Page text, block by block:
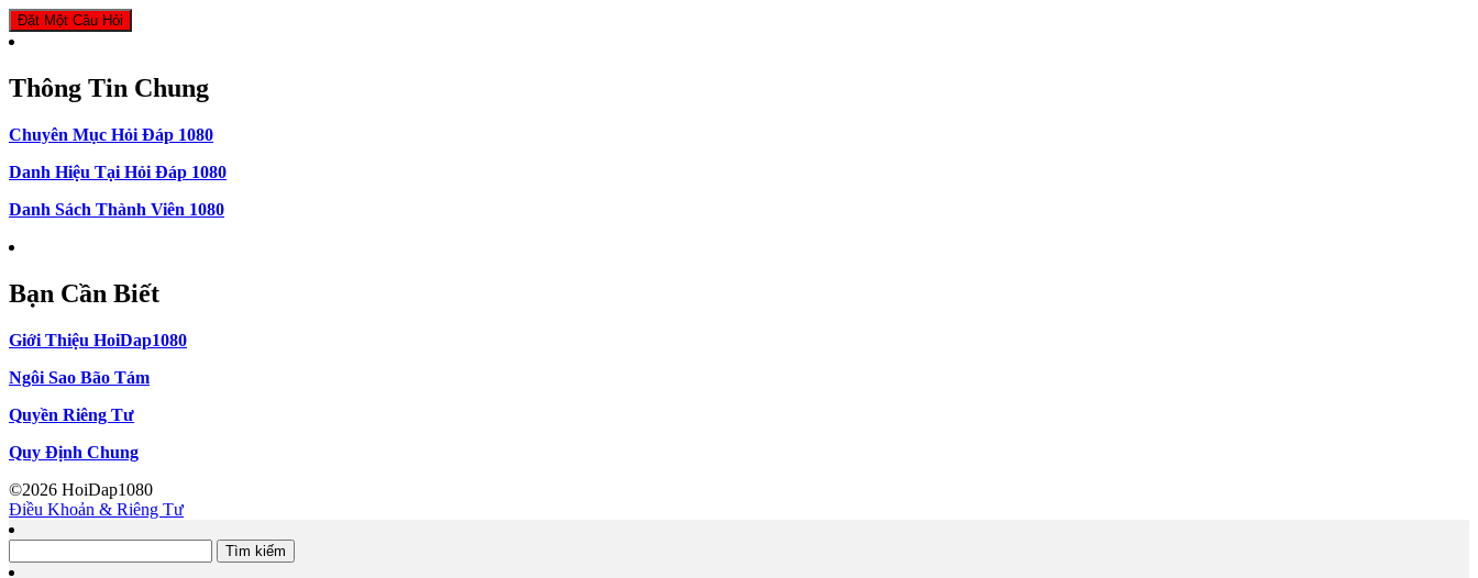
Đặt Một Câu Hỏi
Thông Tin Chung
Chuyên Mục Hỏi Đáp 1080
Danh Hiệu Tại Hỏi Đáp 1080
Danh Sách Thành Viên 1080
Bạn Cần Biết
Giới Thiệu HoiDap1080
Ngôi Sao Bão Tám
Quyền Riêng Tư
Quy Định Chung
©2026 HoiDap1080
Điều Khoản & Riêng Tư
kiếm